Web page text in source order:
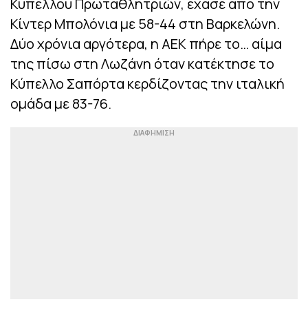
Κυπέλλου Πρωταθλητριών, έχασε από την
Κίντερ Μπολόνια με 58-44 στη Βαρκελώνη.
Δύο χρόνια αργότερα, η ΑΕΚ πήρε το… αίμα
της πίσω στη Λωζάνη όταν κατέκτησε το
Κύπελλο Σαπόρτα κερδίζοντας την ιταλική
ομάδα με 83-76.